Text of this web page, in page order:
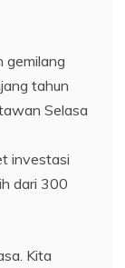
gemilang
tahun
Selasa
investasi
dari 300
Kita